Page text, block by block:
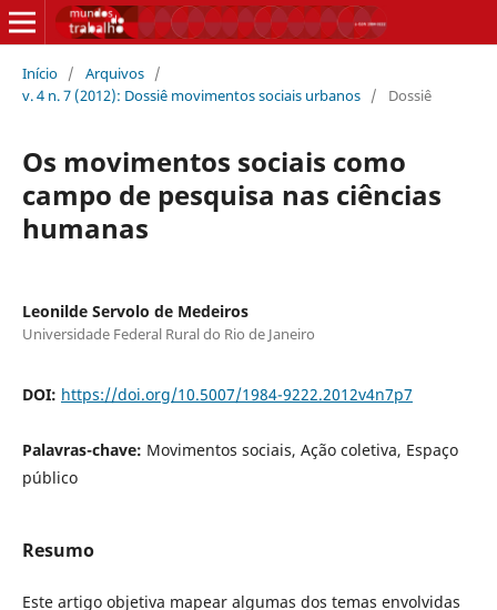
Início / Arquivos /
v. 4 n. 7 (2012): Dossiê movimentos sociais urbanos / Dossiê
Os movimentos sociais como
campo de pesquisa nas ciências
humanas
Leonilde Servolo de Medeiros
Universidade Federal Rural do Rio de Janeiro
DOI: https://doi.org/10.5007/1984-9222.2012v4n7p7
Palavras-chave: Movimentos sociais, Ação coletiva, Espaço
público
Resumo
Este artigo objetiva mapear algumas dos temas envolvidas